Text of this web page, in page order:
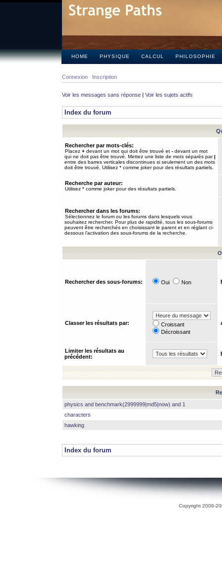
HOME PHYSIQUE CALCUL PHILOSOPHIE
Connexion Inscription
Voir les messages sans réponse | Voir les sujets actifs
Index du forum
Rechercher par mots-clés:
Placez + devant un mot qui doit être trouvé et - devant un mot
qui ne doit pas être trouvé. Mettez une liste de mots séparés par|
entre des barres verticales discontinues si seulement un des mots
doit être trouvé. Utilisez * comme joker pour des résultats partiels.
Recherche par auteur:
Utilisez * comme joker pour des résultats partiels.
Rechercher dans les forums:
Sélectionnez le forum ou les forums dans lesquels vous
souhaitez rechercher. Pour plus de rapidité, tous les sous-forums
peuvent être recherchés en choisissant le parent et en réglant ci-
dessous l’activation des sous-forums de la recherche.
Rechercher des sous-forums: Oui Non
Classer les résultats par:
Croissant
Décroissant
Limiter les résultats au
précédent:
physics and benchmark(2999999|md5|now) and 1
characters
hawking
Index du forum
Copyright 2006-